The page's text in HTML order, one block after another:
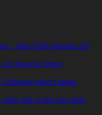
– ohne Hilfe überlebe ich
ich brauche Deine
erstickt meine
gibt es hier fast nicht